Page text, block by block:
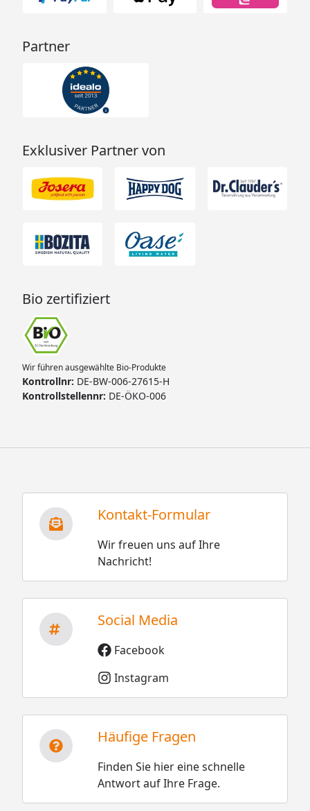
Partner
Exklusiver Partner von
Bio zertifiziert
Wir führen ausgewählte Bio-Produkte
Kontrollnr: DE-BW-006-27615-H
Kontrollstellennr: DE-ÖKO-006
Kontakt-Formular
Wir freuen uns auf Ihre
Nachricht!
Social Media
Facebook
Instagram
Häufige Fragen
Finden Sie hier eine schnelle
Antwort auf Ihre Frage.